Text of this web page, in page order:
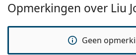
Liu Jo
LJ705S
Opmerkingen over Liu
Geen